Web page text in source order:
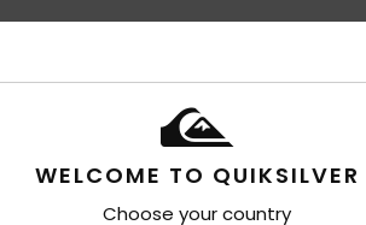
WELCOME TO QUIKSILVER
Choose your country